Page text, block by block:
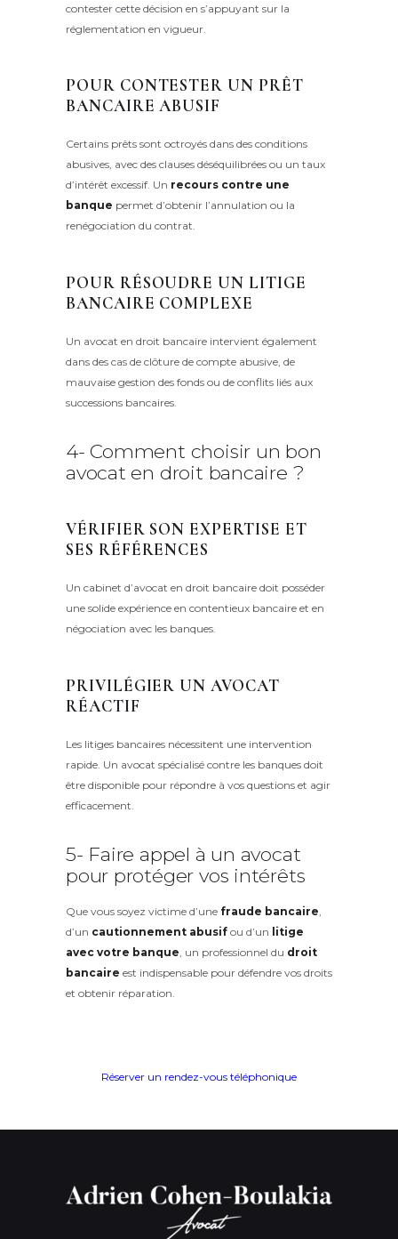
contester cette décision en s’appuyant sur la
réglementation en vigueur.
POUR CONTESTER UN PRÊT
BANCAIRE ABUSIF
Certains prêts sont octroyés dans des conditions
abusives, avec des clauses déséquilibrées ou un taux
d’intérêt excessif. Un recours contre une
banque permet d’obtenir l’annulation ou la
renégociation du contrat.
POUR RÉSOUDRE UN LITIGE
BANCAIRE COMPLEXE
Un avocat en droit bancaire intervient également
dans des cas de clôture de compte abusive, de
mauvaise gestion des fonds ou de conflits liés aux
successions bancaires.
4- Comment choisir un bon
avocat en droit bancaire ?
VÉRIFIER SON EXPERTISE ET
SES RÉFÉRENCES
Un cabinet d’avocat en droit bancaire doit posséder
une solide expérience en contentieux bancaire et en
négociation avec les banques.
PRIVILÉGIER UN AVOCAT
RÉACTIF
Les litiges bancaires nécessitent une intervention
rapide. Un avocat spécialisé contre les banques doit
être disponible pour répondre à vos questions et agir
efficacement.
5- Faire appel à un avocat
pour protéger vos intérêts
Que vous soyez victime d’une fraude bancaire
d’un cautionnement abusif ou d’un litige
avec votre banque , un professionnel du droit
bancaire est indispensable pour défendre vos droits
et obtenir réparation.
Réserver un rendez-vous téléphonique